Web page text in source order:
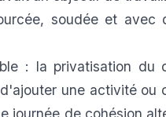
soudée et avec
: la privatisation du
une activité ou